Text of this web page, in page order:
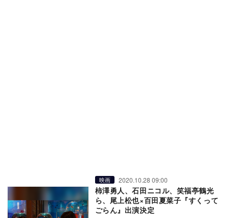
映画 2020.10.28 09:00
柿澤勇人、石田ニコル、笑福亭鶴光
ら、尾上松也×百田夏菜子『すくって
ごらん』出演決定